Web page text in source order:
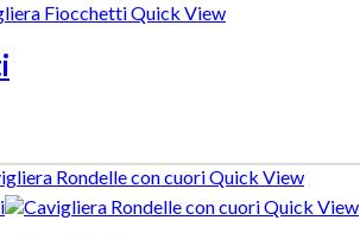
Quick View
Quick View
Quick View